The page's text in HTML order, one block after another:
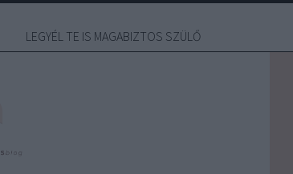
LEGYÉL TE IS MAGABIZTOS SZÜLŐ